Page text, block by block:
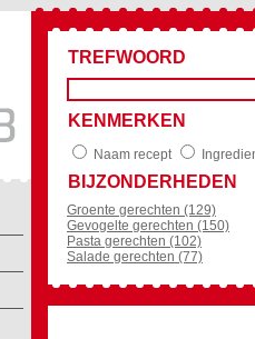
TREFWOORD
KENMERKEN
Naam recept
BIJZONDERHEDEN
Groente gerechten (129)
Gevogelte gerechten (150)
Pasta gerechten (102)
Salade gerechten (77)